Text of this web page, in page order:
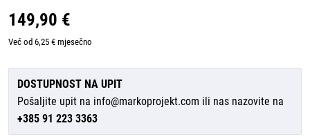
149,90 €
Već od 6,25 € mjesečno
DOSTUPNOST NA UPIT
Pošaljite upit na info@markoprojekt.com ili nas nazovite na
+385 91 223 3363